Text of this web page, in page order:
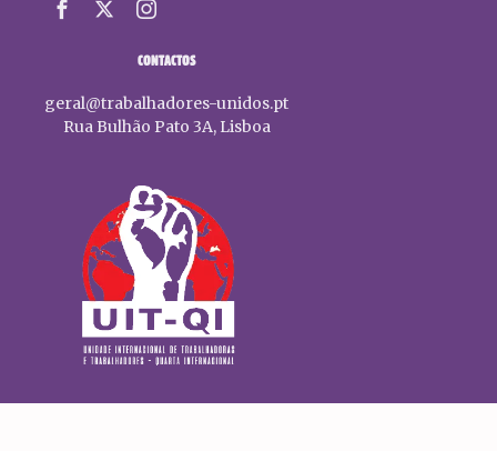
CONTACTOS
geral@trabalhadores-unidos.pt
Rua Bulhão Pato 3A, Lisboa